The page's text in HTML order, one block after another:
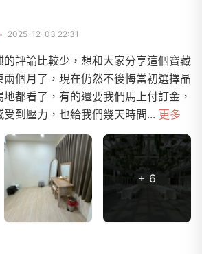
2025-12-03 22:31
的評論比較少，想和大家分享這個寶藏
個月了，現在仍然不後悔當初選擇晶
都看了，有的還要我們馬上付訂金，
到壓力，也給我們幾天時間... 更多
+ 6